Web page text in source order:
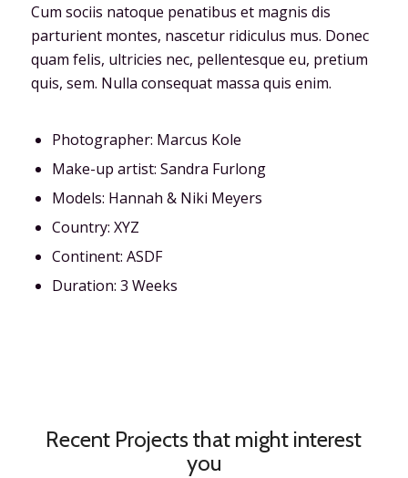
Cum sociis natoque penatibus et magnis dis
parturient montes, nascetur ridiculus mus. Donec
quam felis, ultricies nec, pellentesque eu, pretium
quis, sem. Nulla consequat massa quis enim.
Photographer: Marcus Kole
Make-up artist: Sandra Furlong
Models: Hannah & Niki Meyers
Country: XYZ
Continent: ASDF
Duration: 3 Weeks
Recent Projects that might interest
you